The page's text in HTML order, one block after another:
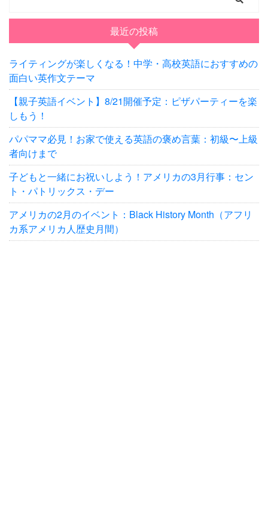
最近の投稿
ライティングが楽しくなる！中学・高校英語におすすめの
面白い英作文テーマ
【親子英語イベント】8/21開催予定：ピザパーティーを楽
しもう！
パパママ必見！お家で使える英語の褒め言葉：初級〜上級
者向けまで
子どもと一緒にお祝いしよう！アメリカの3月行事：セン
ト・パトリックス・デー
アメリカの2月のイベント：Black History Month（アフリ
カ系アメリカ人歴史月間）